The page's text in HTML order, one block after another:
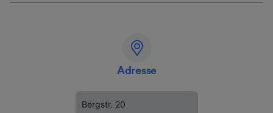
Adresse
Bergstr. 20